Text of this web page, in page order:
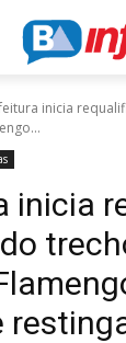
inicia
inicia